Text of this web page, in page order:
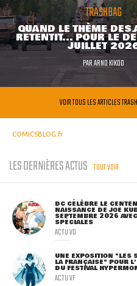
TRASHBAG
QUAND LE THÈME DES
RETENTIT... POUR LE
JUILLET
PARARNO KIKOO
VOIR TOUS LES ARTICLES
COMICSBLOG.fr
LES DERNIÈRES ACTUS TOUT VOIR
DC CÉLÈBRE LE
NAISSANCE DE JOE
SEPTEMBRE 2026
SPÉCIALES
ACTU VO
UNE EXPOSITION "LES
LA FRANÇAISE" POUR
DU FESTIVAL
ACTU VF